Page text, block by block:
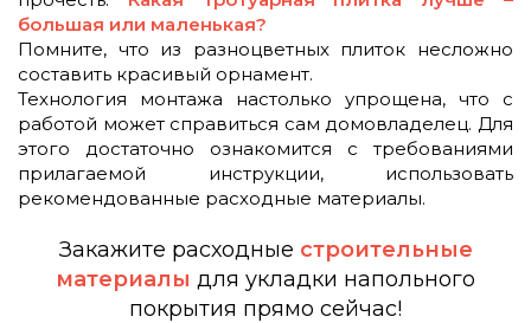
большая или маленькая?
Помните, что из разноцветных плиток несложно
составить красивый орнамент.
Технология монтажа настолько упрощена, что с
работой может справиться сам домовладелец. Для
этого достаточно ознакомится с требованиями
прилагаемой инструкции, использовать
рекомендованные расходные материалы.
Закажите расходные строительные
материалы для укладки напольного
покрытия прямо сейчас!